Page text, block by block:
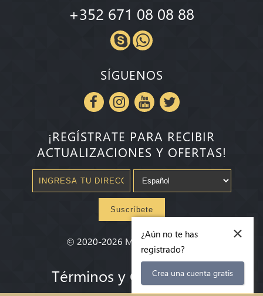
+352 671 08 08 88
SÍGUENOS
¡REGÍSTRATE PARA RECIBIR
ACTUALIZACIONES Y OFERTAS!
Suscríbete
© 2020-2026 Millenium State®
Términos y Condiciones
×
¿Aún no te has
registrado?
Crea una cuenta gratis